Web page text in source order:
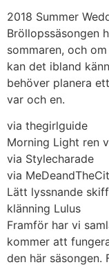
2018 Summer
Bröllopssäsongen
sommaren, och
kan det ibland
behöver planera
var och en.
via thegirlguide
Morning Light ren
via Stylecharade
via
Lätt lyssnande
klänning Lulus
Framför har vi
kommer att
den här säsongen.